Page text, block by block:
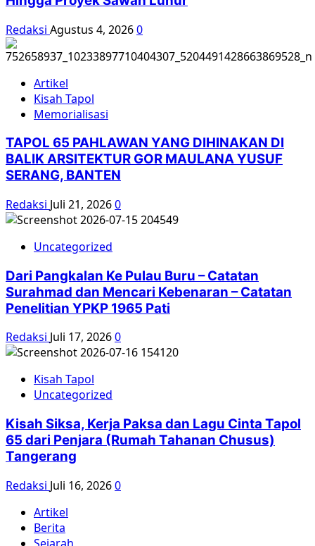
Redaksi Agustus 4, 20260
Artikel
Kisah Tapol
Memorialisasi
TAPOL 65 PAHLAWAN YANG DIHINAKAN DI
BALIK ARSITEKTUR GOR MAULANA YUSUF
SERANG, BANTEN
Redaksi Juli 21, 20260
Uncategorized
Dari Pangkalan Ke Pulau Buru – Catatan
Surahmad dan Mencari Kebenaran – Catatan
Penelitian YPKP 1965 Pati
Redaksi Juli 17, 20260
Kisah Tapol
Uncategorized
Kisah Siksa, Kerja Paksa dan Lagu Cinta Tapol
65 dari Penjara (Rumah Tahanan Chusus)
Tangerang
Redaksi Juli 16, 20260
Artikel
Berita